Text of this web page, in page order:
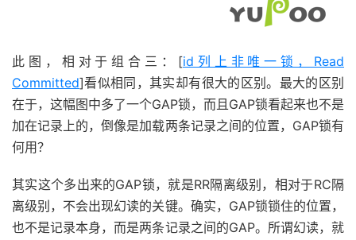
此图，相对于组合三：[id列上非唯一锁，Read
Committed]看似相同，其实却有很大的区别。最大的区别
在于，这幅图中多了一个GAP锁，而且GAP锁看起来也不是
加在记录上的，倒像是加载两条记录之间的位置，GAP锁有
何用？
其实这个多出来的GAP锁，就是RR隔离级别，相对于RC隔
离级别，不会出现幻读的关键。确实，GAP锁锁住的位置，
也不是记录本身，而是两条记录之间的GAP。所谓幻读，就